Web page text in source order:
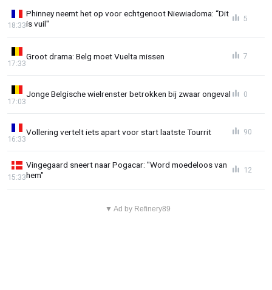
Phinney neemt het op voor echtgenoot Niewiadoma: “Dit
is vuil"
18:33
5
Groot drama: Belg moet Vuelta missen
17:33
7
Jonge Belgische wielrenster betrokken bij zwaar ongeval
17:03
0
Vollering vertelt iets apart voor start laatste Tourrit
16:33
90
Vingegaard sneert naar Pogacar: "Word moedeloos van
hem"
15:33
12
▼ Ad by Refinery89